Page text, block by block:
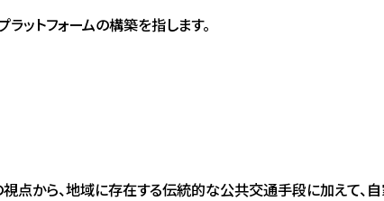
ットフォームの構築を指します。
視点から、地域に存在する伝統的な公共交通手段に加えて